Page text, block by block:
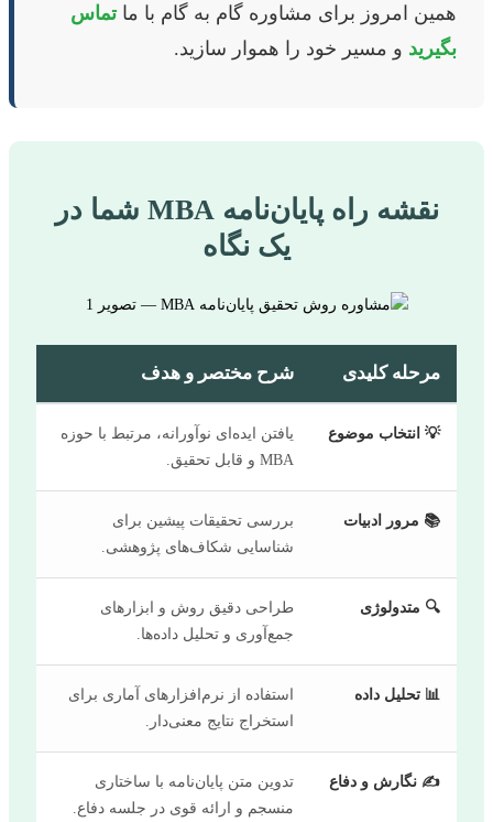
همین امروز برای مشاوره گام به گام با ماتماس
بگیریدو مسیر خود را هموار سازید.
نقشه راه پایان‌نامه MBA شما در
یک نگاه
مرحله کلیدی شرح مختصر و هدف
💡 انتخاب موضوع
یافتن ایده‌ای نوآورانه، مرتبط با حوزه
📚 مرور ادبیات
بررسی تحقیقات پیشین برای
شناسایی شکاف‌های پژوهشی.
🔍 متدولوژی
طراحی دقیق روش‌ و ابزارهای
جمع‌آوری و تحلیل داده‌ها.
📊 تحلیل داده
استفاده از نرم‌افزارهای آماری برای
استخراج نتایج معنی‌دار.
✍️ نگارش و دفاع
تدوین متن پایان‌نامه با ساختاری
منسجم و ارائه قوی در جلسه دفاع.